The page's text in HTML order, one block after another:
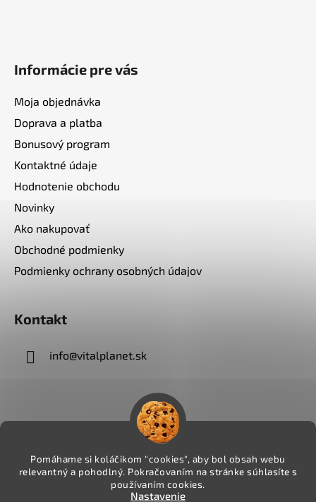
Pomáhame si koláčikom "cookies", aby bol obsah webu
relevantný a pohodlný. Pokračovaním na stránke súhlasíte s
používaním cookies.
Nastavenie
Informácie pre vás
Moja objednávka
Doprava a platba
Bonusový program
Kontaktné údaje
Hodnotenie obchodu
Novinky
Ako nakupovať
Obchodné podmienky
Podmienky ochrany osobných údajov
Kontakt
info@vitalplanet.sk